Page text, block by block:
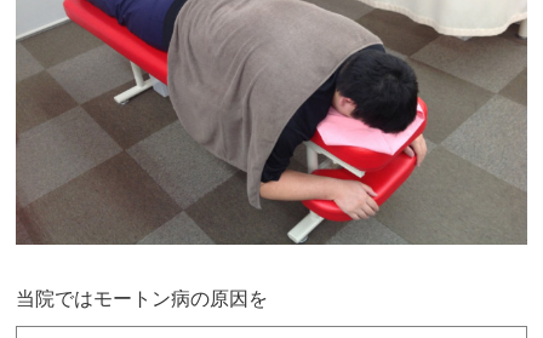
当院ではモートン病の原因を